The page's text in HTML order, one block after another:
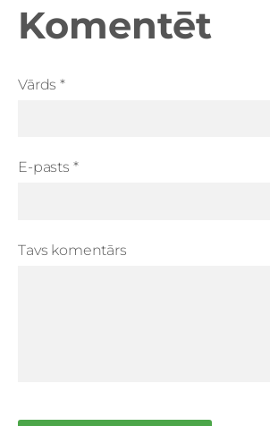
Komentēt
Vārds *
E-pasts *
Tavs komentārs